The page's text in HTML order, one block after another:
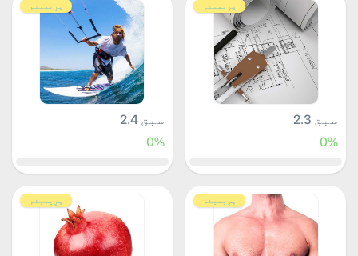
پرِیمیئم
سبق 2.3
0%
پرِیمیئم
سبق 2.4
0%
پرِیمیئم پرِیمیئم